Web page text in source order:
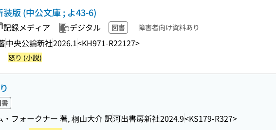
装版 (中公文庫 ; よ43-6)
記録メディア デジタル 図書 障害者向け資料あり
中央公論新社2026.1<KH971-R22127>
怒り (小説)
書
・フォークナー 著, 桐山大介 訳河出書房新社2024.9<KS179-R327>